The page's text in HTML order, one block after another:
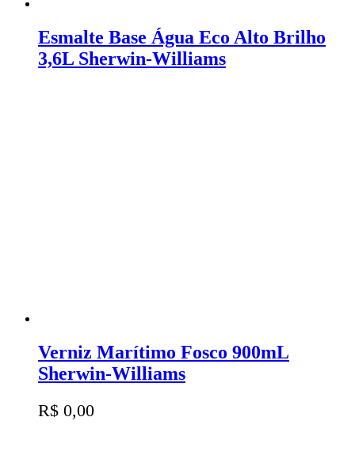
Esmalte Base Água Eco Alto Brilho
3,6L Sherwin-Williams
Verniz Marítimo Fosco 900mL
Sherwin-Williams
R$ 0,00